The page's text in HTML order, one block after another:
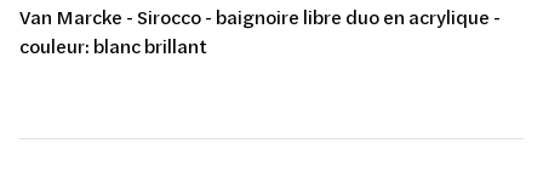
Van Marcke - Sirocco - baignoire libre duo en acrylique -
couleur: blanc brillant